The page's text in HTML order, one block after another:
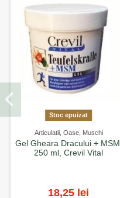
Stoc epuizat
Articulatii, Oase, Muschi
Gel Gheara Dracului + MSM,
250 ml, Crevil Vital
18,25 lei